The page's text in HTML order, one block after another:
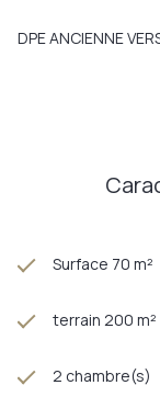
DPE ANCIENNE
Surface 70 m²
terrain 200 m²
2 chambre(s)